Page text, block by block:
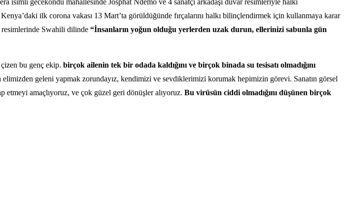
Kenya’daki ilk corona vakası 13 Mart’ta görüldüğünde fırçalarını halkı bilinçlendirmek için kullanmaya karar
Swahili dilinde “İnsanların yoğun olduğu yerlerden uzak durun, ellerinizi sabunla gün
bu genç ekip. birçok ailenin tek bir odada kaldığını ve birçok binada su tesisatı olmadığını
geleni yapmak zorundayız, kendimizi ve sevdiklerimizi korumak hepimizin görevi. Sanatın görsel
etmeyi amaçlıyoruz, ve çok güzel geri dönüşler alıyoruz. Bu virüsün ciddi olmadığını düşünen birçok